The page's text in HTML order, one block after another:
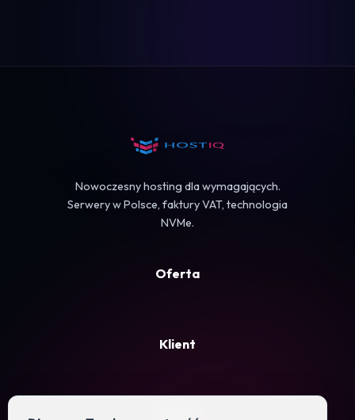
Nowoczesny hosting dla wymagających.
Serwery w Polsce, faktury VAT, technologia
NVMe.
Oferta
Klient
Firma